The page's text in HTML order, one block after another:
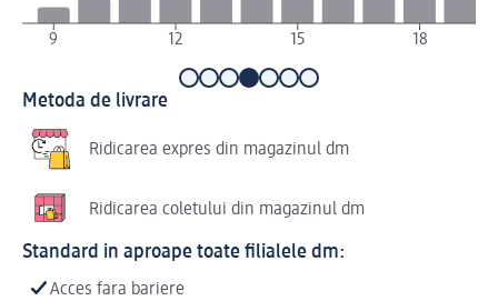
9 12 15 18
Metoda de livrare
Ridicarea expres din magazinul dm
Ridicarea coletului din magazinul dm
Standard in aproape toate filialele dm:
Acces fara bariere